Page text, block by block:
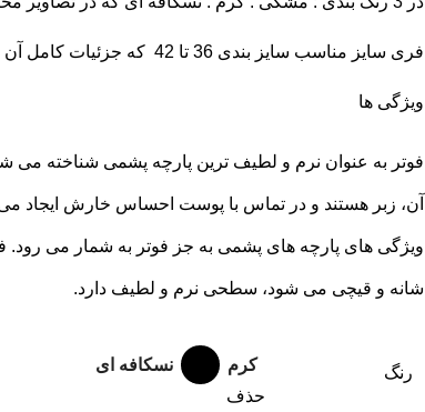
فری سایز مناسب سایز بندی 36 تا 42 که جزئیات کامل آن درراهنمای سایز بندی قید شده است
ویژگی ها
فوتر به عنوان نرم و لطیف ترین پارچه پشمی شناخته می
آن، زبر هستند و در تماس با پوست احساس خارش ایجاد می
ویژگی های پارچه های پشمی به جز فوتر به شمار می رود.
شانه و قیچی می شود، سطحی نرم و لطیف دارد.
رنگ کرم
نسکافه ای
حذف